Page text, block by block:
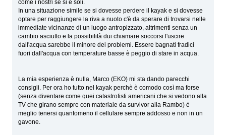
come i nostri se si è soli.
In una situazione simile se si dovesse perdere il kayak e si dovesse
optare per raggiungere la riva a nuoto c'è da sperare di trovarsi nelle
immediate vicinanze di un luogo antropizzato, altrimenti senza un
cambio asciutto e la possibilità dui chiamare soccorsi l'uscire
dall'acqua sarebbe il minore dei problemi. Essere bagnati fradici
fuori dall'acqua con temperature basse è peggio di stare in acqua.
La mia esperienza è nulla, Marco (EKO) mi sta dando parecchi
consigli. Per ora ho tutto nel kayak perchè è comodo così ma forse
(senza diventare come quei catastrofisti americani che si vedono alla
TV che girano sempre con materiale da survivor alla Rambo) è
meglio tenersi quantomeno il cellulare sempre addosso e non in un
gavone.